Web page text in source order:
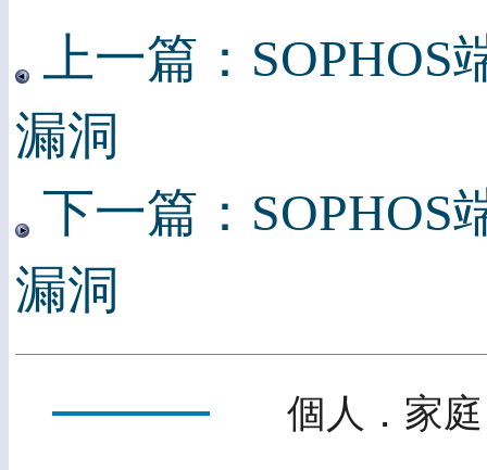
上一篇：
漏洞
下一篇：SOPHOS
漏洞
個人．家